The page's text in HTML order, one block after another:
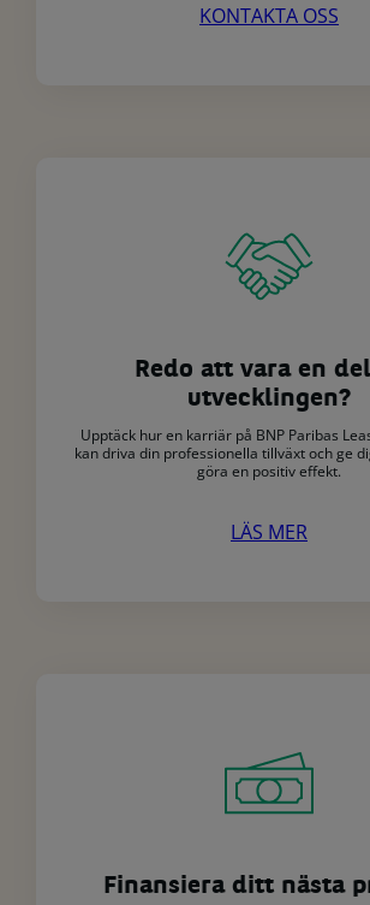
KONTAKTA OSS
Redo att vara en
utvecklingen?
Upptäck hur en karriär på BNP Paribas
kan driva din professionella tillväxt och ge
göra en positiv effekt.
LÄS MER
Finansiera ditt nästa